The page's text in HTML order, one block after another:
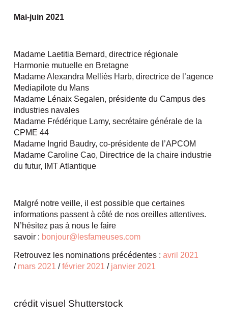
Mai-juin 2021
Madame Laetitia Bernard, directrice régionale
Harmonie mutuelle en Bretagne
Madame Alexandra Melliès Harb, directrice de l’agence
Mediapilote du Mans
Madame Lénaix Segalen, présidente du Campus des
industries navales
Madame Frédérique Lamy, secrétaire générale de la
CPME 44
Madame Ingrid Baudry, co-présidente de l’APCOM
Madame Caroline Cao, Directrice de la chaire industrie
du futur, IMT Atlantique
Malgré notre veille, il est possible que certaines
informations passent à côté de nos oreilles attentives.
N’hésitez pas à nous le faire
savoir : bonjour@lesfameuses.com
Retrouvez les nominations précédentes : avril 2021
/ mars 2021 /février 2021 / janvier 2021
crédit visuel Shutterstock